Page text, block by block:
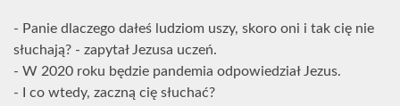
- Panie dlaczego dałeś ludziom uszy, skoro oni i tak cię nie
słuchają? - zapytał Jezusa uczeń.
- W 2020 roku będzie pandemia odpowiedział Jezus.
- I co wtedy, zaczną cię słuchać?